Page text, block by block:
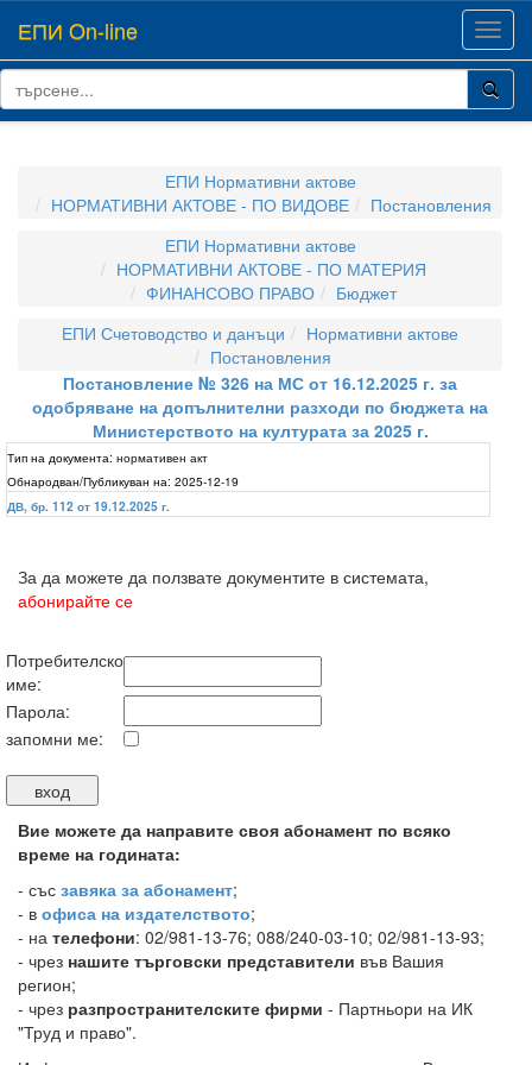
ЕПИ On-line
ЕПИ Нормативни актове
НОРМАТИВНИ АКТОВЕ - ПО ВИДОВЕ
Постановления
ЕПИ Нормативни актове
НОРМАТИВНИ АКТОВЕ - ПО МАТЕРИЯ
ФИНАНСОВО ПРАВО
Бюджет
ЕПИ Счетоводство и данъци
Нормативни актове
Постановления
Постановление № 326 на МС от 16.12.2025 г. за
одобряване на допълнителни разходи по бюджета на
Министерството на културата за 2025 г.
Тип на документа: нормативен акт
Обнародван/Публикуван на: 2025-12-19
ДВ, бр. 112 от 19.12.2025 г.
За да можете да ползвате документите в системата,
абонирайте се
Потребителско
име:
Парола:
запомни ме:
Вие можете да направите своя абонамент по всяко
време на годината:
- със завяка за абонамент;
- в офиса на издателството;
- на телефони: 02/981-13-76; 088/240-03-10; 02/981-13-93;
- чрез нашите търговски представители във Вашия
регион;
- чрез разпространителските фирми - Партньори на ИК
"Труд и право".